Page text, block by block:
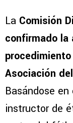
La Comisión
confirmado la
Asociación
Basándose
instructor de